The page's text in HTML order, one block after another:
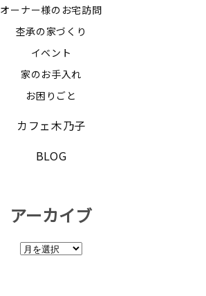
オーナー様のお宅訪問
杢承の家づくり
イベント
家のお手入れ
お困りごと
カフェ木乃子
BLOG
アーカイブ
ア